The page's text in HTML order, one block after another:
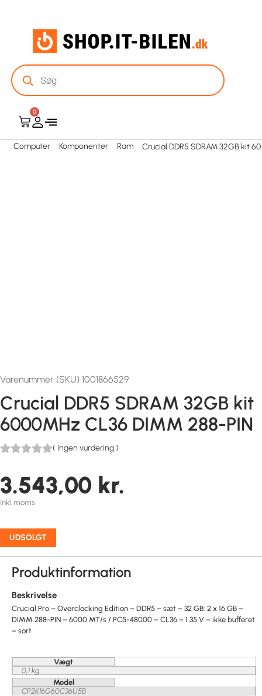
0
Computer Komponenter Ram Crucial DDR5 SDRAM 32GB kit 60
Varenummer (SKU) 1001866529
Crucial DDR5 SDRAM 32GB kit
6000MHz CL36 DIMM 288-PIN
( Ingen vurdering )
3.543,00 kr.
Inkl. moms
UDSOLGT
Produktinformation
Beskrivelse
Crucial Pro – Overclocking Edition – DDR5 – sæt – 32 GB: 2 x 16 GB –
DIMM 288-PIN – 6000 MT/s / PC5-48000 – CL36 – 1.35 V – ikke bufferet
– sort
Vægt
0,1 kg
Model
CP2K16G60C36U5B